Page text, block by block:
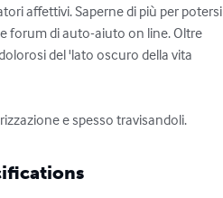
affettivi. Saperne di più per potersi
forum di auto-aiuto on line. Oltre
del 'lato oscuro della vita
e spesso travisandoli.